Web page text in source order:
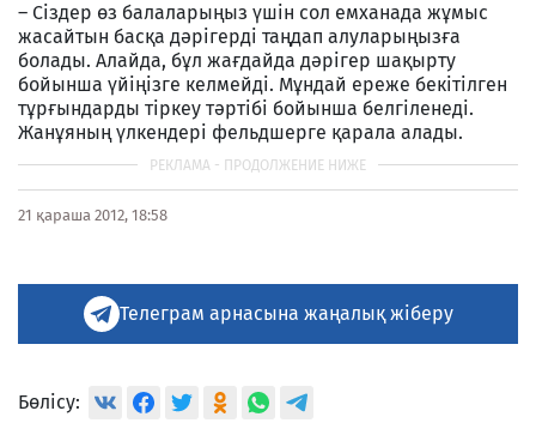
– Сіздер өз балаларыңыз үшін сол емханада жұмыс
жасайтын басқа дәрігерді таңдап алуларыңызға
болады. Алайда, бұл жағдайда дәрігер шақырту
бойынша үйіңізге келмейді. Мұндай ереже бекітілген
тұрғындарды тіркеу тәртібі бойынша белгіленеді.
Жанұяның үлкендері фельдшерге қарала алады.
21 қараша 2012, 18:58
Телеграм арнасына жаңалық жіберу
Бөлісу: